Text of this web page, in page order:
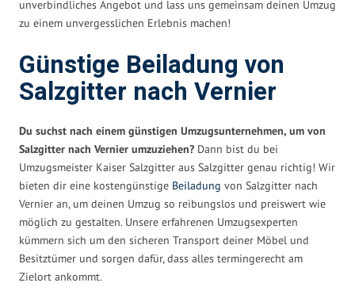
unverbindliches Angebot und lass uns gemeinsam deinen Umzug
zu einem unvergesslichen Erlebnis machen!
Günstige Beiladung von
Salzgitter nach Vernier
Du suchst nach einem günstigen Umzugsunternehmen, um von
Salzgitter nach Vernier umzuziehen? Dann bist du bei
Umzugsmeister Kaiser Salzgitter aus Salzgitter genau richtig! Wir
bieten dir eine kostengünstige Beiladung von Salzgitter nach
Vernier an, um deinen Umzug so reibungslos und preiswert wie
möglich zu gestalten. Unsere erfahrenen Umzugsexperten
kümmern sich um den sicheren Transport deiner Möbel und
Besitztümer und sorgen dafür, dass alles termingerecht am
Zielort ankommt.